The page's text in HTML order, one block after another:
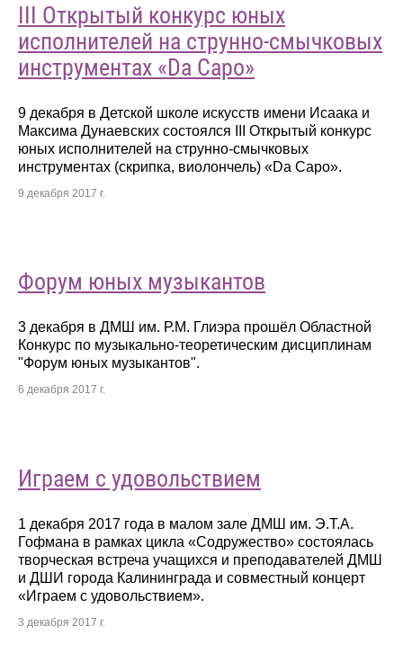
III Открытый конкурс юных
исполнителей на струнно-смычковых
инструментах «Da Capo»
9 декабря в Детской школе искусств имени Исаака и
Максима Дунаевских состоялся III Открытый конкурс
юных исполнителей на струнно-смычковых
инструментах (скрипка, виолончель) «Da Capo».
9 декабря 2017 г.
Форум юных музыкантов
3 декабря в ДМШ им. Р.М. Глиэра прошёл Областной
Конкурс по музыкально-теоретическим дисциплинам
"Форум юных музыкантов".
6 декабря 2017 г.
Играем с удовольствием
1 декабря 2017 года в малом зале ДМШ им. Э.Т.А.
Гофмана в рамках цикла «Содружество» состоялась
творческая встреча учащихся и преподавателей ДМШ
и ДШИ города Калининграда и совместный концерт
«Играем с удовольствием».
3 декабря 2017 г.